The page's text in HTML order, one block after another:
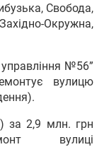
Свобода,
Окружна,
№56”
вулицю
за 2,9 млн. грн
вулиці